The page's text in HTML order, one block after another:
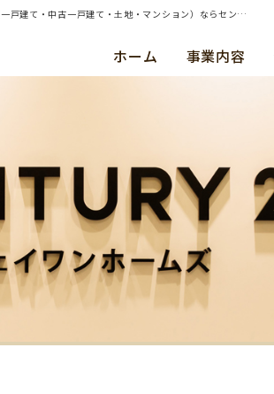
| （ご売却）横須賀市・中古戸建・ご成約（令和７年８月） Ｎ ・ Ｈ 様 | 横浜・川崎・東京都内の不動産（新築一戸建て・中古一戸建て・土地・マンション）ならセンチュリー21ジェイワンホームズ
ホーム 事業内容